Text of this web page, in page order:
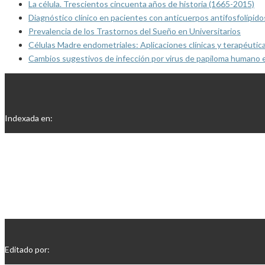
La célula. Trescientos cincuenta años de historia (1665-2015)
Diagnóstico clínico en pacientes con anticuerpos
Prevalencia de los Trastornos del Sueño en Universitarios
Células Madre endometriales: Aplicaciones clínicas y
Cambios sugestivos de infección por virus de papiloma
Indexada en:
Editado por: